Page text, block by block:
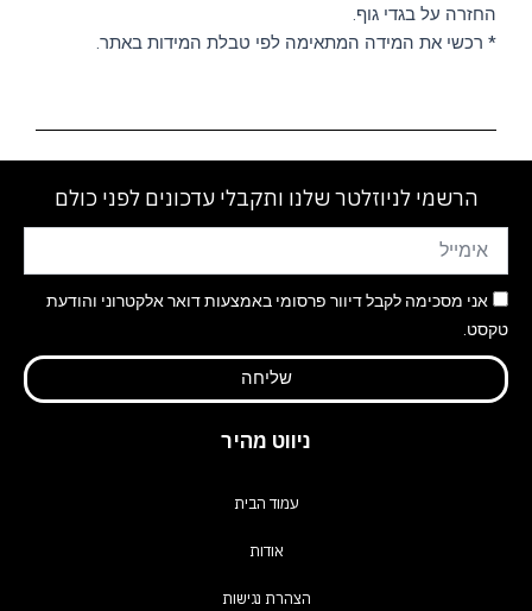
החזרה על בגדי גוף.
* רכשי את המידה המתאימה לפי טבלת המידות באתר.
הרשמי לניוזלטר שלנו ותקבלי עדכונים לפני כולם
אני מסכימה לקבל דיוור פרסומי באמצעות דואר אלקטרוני והודעת
טקסט.
שליחה
ניווט מהיר
עמוד הבית
אודות
הצהרת נגישות